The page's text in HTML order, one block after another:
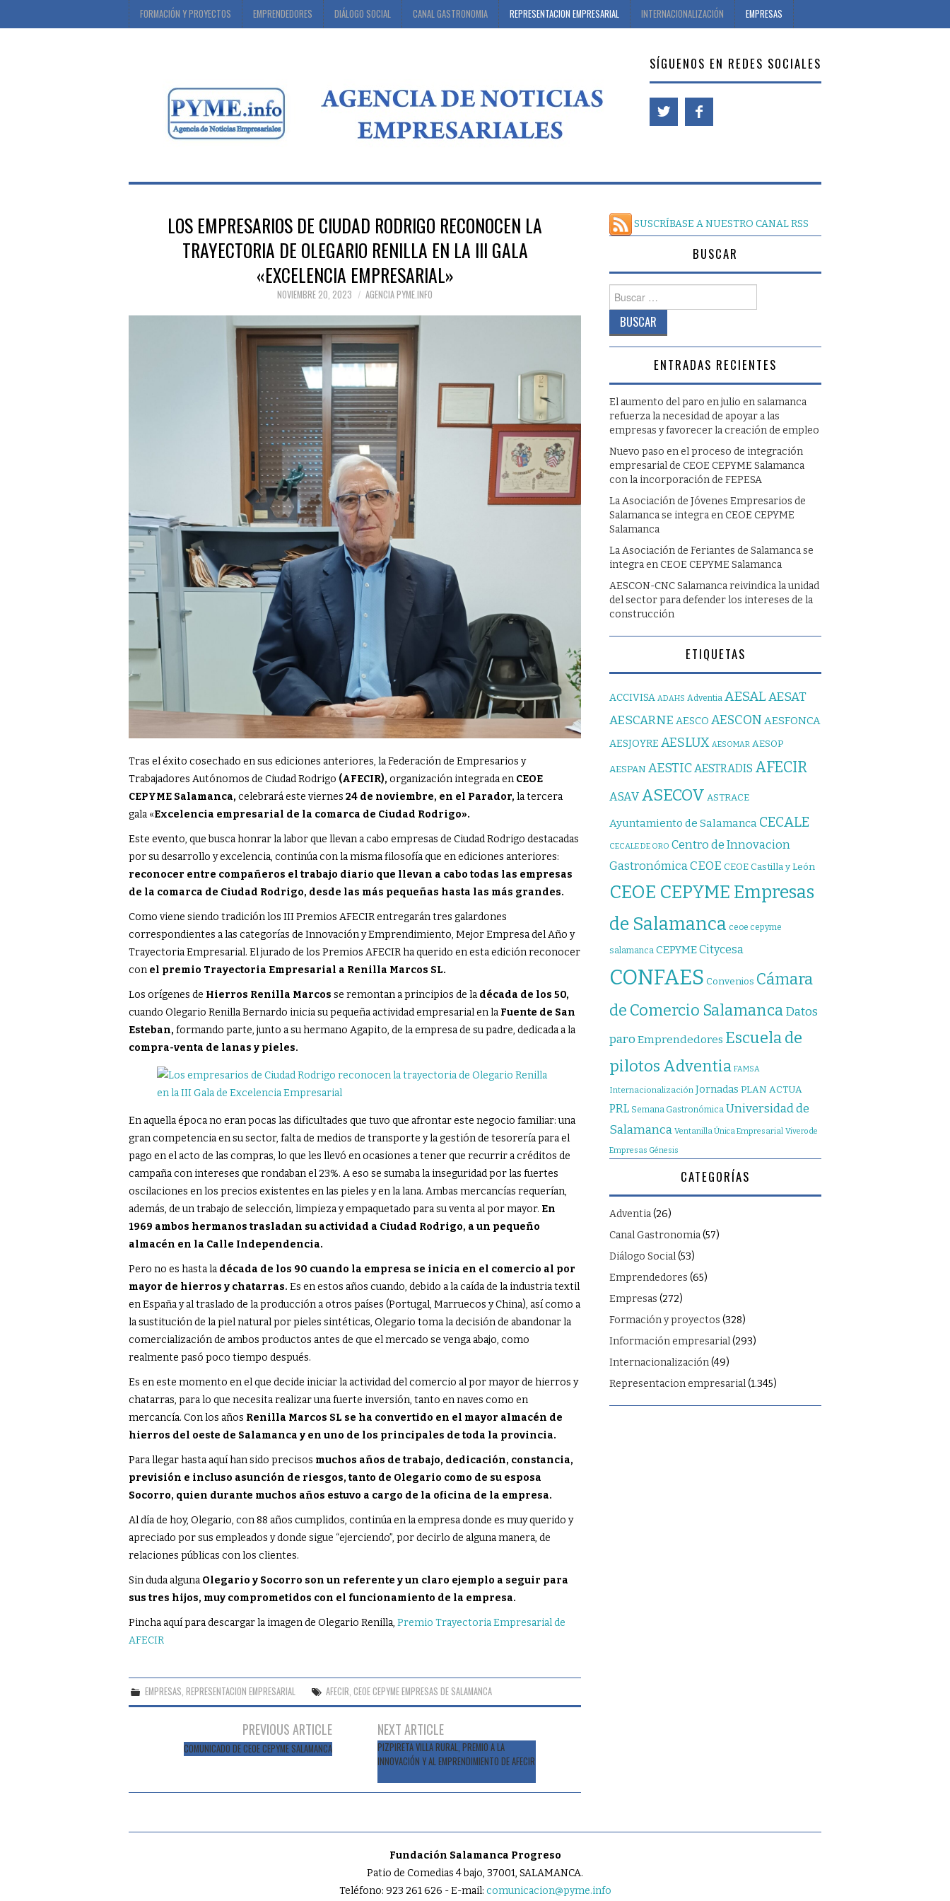
FORMACIÓN Y PROYECTOS EMPRENDEDORES DIÁLOGO SOCIAL CANAL GASTRONOMIA REPRESENTACION EMPRESARIAL INTERNACIONALIZACIÓN EMPRESAS
SÍGUENOS EN REDES SOCIALES
LOS EMPRESARIOS DE CIUDAD RODRIGO RECONOCEN LA
TRAYECTORIA DE OLEGARIO RENILLA EN LA III GALA
«EXCELENCIA EMPRESARIAL»
NOVIEMBRE 20, 2023 AGENCIA PYME.INFO
Tras el éxito cosechado en sus ediciones anteriores, la Federación de Empresarios y
Trabajadores Autónomos de Ciudad Rodrigo (AFECIR), organización integrada en CEOE
CEPYME Salamanca, celebrará este viernes 24 de noviembre, en el Parador, la tercera
gala «Excelencia empresarial de la comarca de Ciudad Rodrigo».
Este evento, que busca honrar la labor que llevan a cabo empresas de Ciudad Rodrigo destacadas
por su desarrollo y excelencia, continúa con la misma filosofía que en ediciones anteriores:
reconocer entre compañeros el trabajo diario que llevan a cabo todas las empresas
de la comarca de Ciudad Rodrigo, desde las más pequeñas hasta las más grandes.
Como viene siendo tradición los III Premios AFECIR entregarán tres galardones
correspondientes a las categorías de Innovación y Emprendimiento, Mejor Empresa del Año y
Trayectoria Empresarial. El jurado de los Premios AFECIR ha querido en esta edición reconocer
con el premio Trayectoria Empresarial a Renilla Marcos SL.
Los orígenes de Hierros Renilla Marcos se remontan a principios de la década de los 50,
cuando Olegario Renilla Bernardo inicia su pequeña actividad empresarial en la Fuente de San
Esteban, formando parte, junto a su hermano Agapito, de la empresa de su padre, dedicada a la
compra-venta de lanas y pieles.
En aquella época no eran pocas las dificultades que tuvo que afrontar este negocio familiar: una
gran competencia en su sector, falta de medios de transporte y la gestión de tesorería para el
pago en el acto de las compras, lo que les llevó en ocasiones a tener que recurrir a créditos de
campaña con intereses que rondaban el 23%. A eso se sumaba la inseguridad por las fuertes
oscilaciones en los precios existentes en las pieles y en la lana. Ambas mercancías requerían,
además, de un trabajo de selección, limpieza y empaquetado para su venta al por mayor. En
1969 ambos hermanos trasladan su actividad a Ciudad Rodrigo, a un pequeño
almacén en la Calle Independencia.
Pero no es hasta la década de los 90 cuando la empresa se inicia en el comercio al por
mayor de hierros y chatarras. Es en estos años cuando, debido a la caída de la industria textil
en España y al traslado de la producción a otros países (Portugal, Marruecos y China), así como a
la sustitución de la piel natural por pieles sintéticas, Olegario toma la decisión de abandonar la
comercialización de ambos productos antes de que el mercado se venga abajo, como
realmente pasó poco tiempo después.
Es en este momento en el que decide iniciar la actividad del comercio al por mayor de hierros y
chatarras, para lo que necesita realizar una fuerte inversión, tanto en naves como en
mercancía. Con los años Renilla Marcos SL se ha convertido en el mayor almacén de
hierros del oeste de Salamanca y en uno de los principales de toda la provincia.
Para llegar hasta aquí han sido precisos muchos años de trabajo, dedicación, constancia,
previsión e incluso asunción de riesgos, tanto de Olegario como de su esposa
Socorro, quien durante muchos años estuvo a cargo de la oficina de la empresa.
Al día de hoy, Olegario, con 88 años cumplidos, continúa en la empresa donde es muy querido y
apreciado por sus empleados y donde sigue “ejerciendo”, por decirlo de alguna manera, de
relaciones públicas con los clientes.
Sin duda alguna Olegario y Socorro son un referente y un claro ejemplo a seguir para
sus tres hijos, muy comprometidos con el funcionamiento de la empresa.
Pincha aquí para descargar la imagen de Olegario Renilla, Premio Trayectoria Empresarial de
AFECIR
EMPRESAS,REPRESENTACION EMPRESARIAL AFECIR,CEOE CEPYME EMPRESAS DE SALAMANCA
PREVIOUS ARTICLE
COMUNICADO DE CEOE CEPYME SALAMANCA
NEXT ARTICLE
PIZPIRETA VILLA RURAL, PREMIO A LA
INNOVACIÓN Y AL EMPRENDIMIENTO DE AFECIR
SUSCRÍBASE A NUESTRO CANAL RSS
BUSCAR
ENTRADAS RECIENTES
El aumento del paro en julio en salamanca
refuerza la necesidad de apoyar a las
empresas y favorecer la creación de empleo
Nuevo paso en el proceso de integración
empresarial de CEOE CEPYME Salamanca
con la incorporación de FEPESA
La Asociación de Jóvenes Empresarios de
Salamanca se integra en CEOE CEPYME
Salamanca
La Asociación de Feriantes de Salamanca se
integra en CEOE CEPYME Salamanca
AESCON-CNC Salamanca reivindica la unidad
del sector para defender los intereses de la
construcción
ETIQUETAS
ACCIVISA ADAHS Adventia AESALAESAT
AESCARNE AESCO AESCON AESFONCA
AESJOYRE AESLUX AESOMAR AESOP
AESPAN AESTICAESTRADIS AFECIR
ASAV ASECOV ASTRACE
Ayuntamiento de Salamanca CECALE
CECALE DE ORO Centro de Innovacion
GastronómicaCEOE CEOE Castilla y León
CEOE CEPYME Empresas
de Salamanca ceoe cepyme
salamanca CEPYMECitycesa
CONFAES Convenios Cámara
de Comercio SalamancaDatos
paroEmprendedores Escuela de
pilotos Adventia FAMSA
Internacionalización Jornadas PLAN ACTUA
PRL Semana Gastronómica Universidad de
Salamanca Ventanilla Única Empresarial Vivero de
Empresas Génesis
CATEGORÍAS
Adventia(26)
Canal Gastronomia(57)
Diálogo Social(53)
Emprendedores (65)
Empresas (272)
Formación y proyectos (328)
Información empresarial(293)
Internacionalización(49)
Representacion empresarial(1.345)
Fundación Salamanca Progreso
Patio de Comedias 4 bajo, 37001, SALAMANCA.
Teléfono: 923 261 626 - E-mail: comunicacion@pyme.info